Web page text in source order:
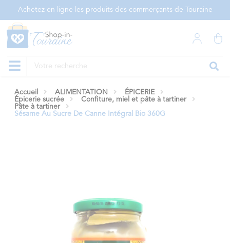
Achetez en ligne les produits des commerçants de Touraine
Accueil ALIMENTATION
ÉPICERIE
Épicerie sucrée
Confiture, miel et pâte à tartiner
Pâte à tartiner
Sésame Au Sucre De Canne Intégral Bio 360G
Panneau de gestion des cookies